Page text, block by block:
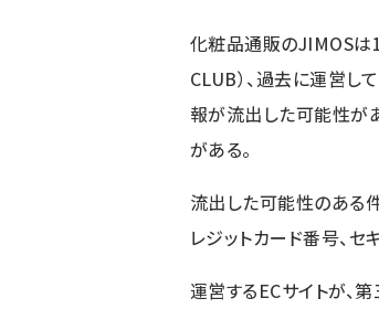
化粧品通販のJIMOSは
CLUB）、過去に運営し
報が流出した可能性が
がある。
流出した可能性のある
レジットカード番号、セ
運営するECサイトが、